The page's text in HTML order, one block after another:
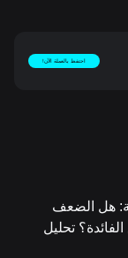
احتفظ بالعملة الآن!
هل الضعف
تحليل